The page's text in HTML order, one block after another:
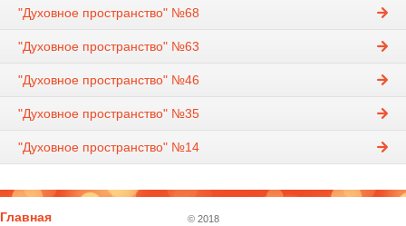
"Духовное пространство" №68
"Духовное пространство" №63
"Духовное пространство" №46
"Духовное пространство" №35
"Духовное пространство" №14
Главная
© 2018